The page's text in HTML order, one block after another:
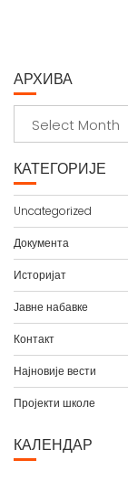
АРХИВА
х
и
в
а
КАТЕГОРИЈЕ
Uncategorized
Документа
Историјат
Јавне набавке
Контакт
Најновије вести
Пројекти школе
КАЛЕНДАР